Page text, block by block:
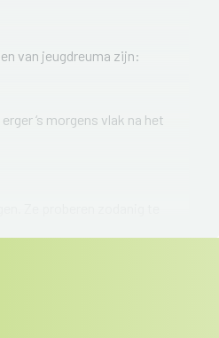
van jeugdreuma zijn:
‘s morgens vlak na het
Ze proberen zodanig te